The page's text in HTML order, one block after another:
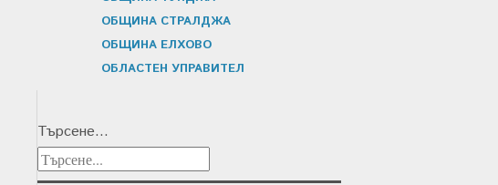
ОБЩИНА СТРАЛДЖА
ОБЩИНА ЕЛХОВО
ОБЛАСТЕН УПРАВИТЕЛ
Търсене...